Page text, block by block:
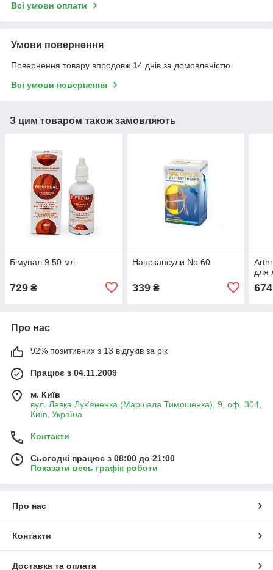
Всі умови оплати
Умови повернення
Повернення товару впродовж 14 днів за домовленістю
Всі умови повернення
З цим товаром також замовляють
Бімунал 9 50 мл.
729 ₴
Нанокапсули No 60
339₴
для
674
Про нас
92% позитивних з 13 відгуків за рік
Працює з 04.11.2009
м. Київ
вул. Левка Лук'яненка (Маршала Тимошенка), 9, оф. 304,
Київ, Україна
Контакти
Сьогодні працює з 08:00 до 21:00
Показати весь графік роботи
Про нас
Контакти
Доставка та оплата